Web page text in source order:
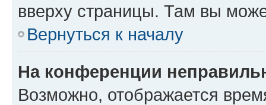
вверху страницы. Там вы
Вернуться к началу
На конференции
Возможно, отображается